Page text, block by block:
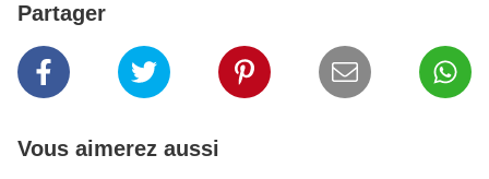
Partager
Vous aimerez aussi